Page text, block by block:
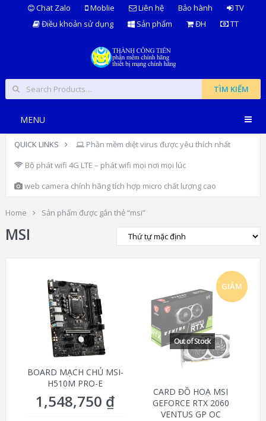
Chat Zalo Moblie Liên hệ Bảo hành
TV
Điều khoản sử dụng
Sản phẩm ĐH TT
TÌM KIẾM
MENU
QUICK LINKS
Phần mềm diệt virus được yêu thích nhất
Bộ phát wifi 4G LTE – phát wifi mọi nơi mọi lúc
web camera chính hãng tích hợp micro chất lượng cao
Home Sản phẩm được gắn thẻ “msi”
MSI
BOARD MẠCH CHỦ MSI-
H510M PRO-E
1,548,750 ₫
GIẢM
CARD ĐỒ HOẠ MSI
GEFORCE RTX 2060
VENTUS GP OC